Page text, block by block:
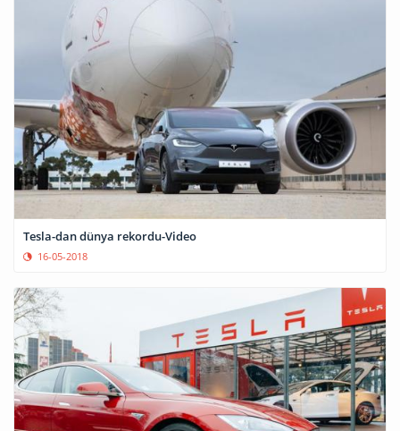
Tesla-dan dünya rekordu-Video
16-05-2018